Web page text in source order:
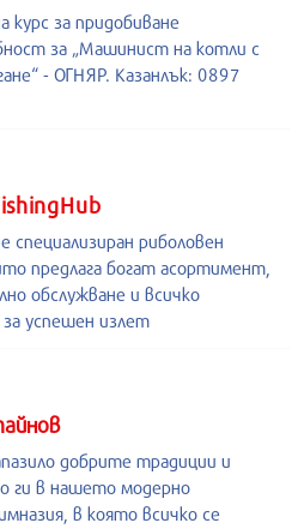
курс за придобиване
за „Машинист на котли с
- ОГНЯР. Казанлък: 0897
специализиран риболовен
предлага богат асортимент,
обслужване и всичко
успешен излет
добрите традиции и
ги в нашето модерно
в която всичко се